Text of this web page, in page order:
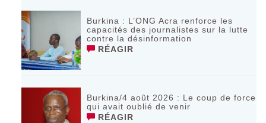
Burkina : L’ONG Acra renforce les
capacités des journalistes sur la lutte
contre la désinformation
RÉAGIR
Burkina/4 août 2026 : Le coup de force
qui avait oublié de venir
RÉAGIR